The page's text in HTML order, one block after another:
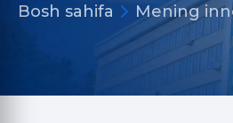
Bosh sahifa Mening